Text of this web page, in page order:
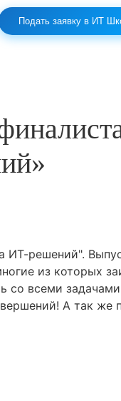
Подать заявку в ИТ
ИТ-решений".
из которых
всеми
А так